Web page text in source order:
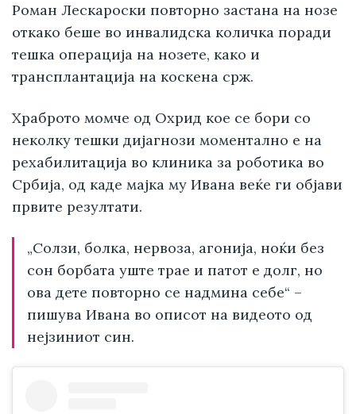
Роман Лескароски повторно застана на нозе
откако беше во инвалидска количка поради
тешка операција на нозете, како и
трансплантација на коскена срж.
Храброто момче од Охрид кое се бори со
неколку тешки дијагнози моментално е на
рехабилитација во клиника за роботика во
Србија, од каде мајка му Ивана веќе ги објави
првите резултати.
„Солзи, болка, нервоза, агонија, ноќи без
сон борбата уште трае и патот е долг, но
ова дете повторно се надмина себе“ –
пишува Ивана во описот на видеото од
нејзиниот син.